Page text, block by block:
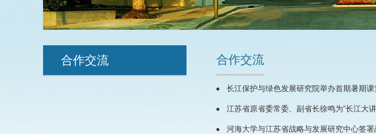
合作交流 合作交流
长江保护与绿色发展研究院举办首期暑期课
江苏省原省委常委、副省长徐鸣为“长江大
河海大学与江苏省战略与发展研究中心签